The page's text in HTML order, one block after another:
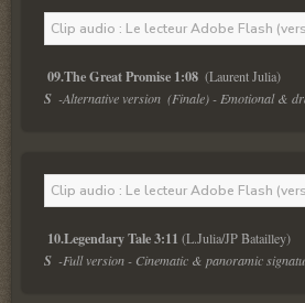
Clip audio : Le lecteur Adobe Flash
09.The Great Promise 1:08 (Laurent Julia)
S -Alternative version  (Finale) - Emotional &
Clip audio : Le lecteur Adobe Flash
10.Legendary Tale 3:11 (L.Julia/JP Batailley)
S -Full version - Cinematic & panoramic